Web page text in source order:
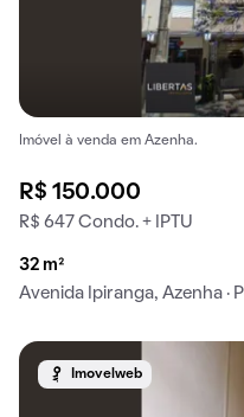
Imóvel à venda em Azenha.
R$ 150.000
R$ 647 Condo. + IPTU
32 m²
Avenida Ipiranga, Azenha ·
Imovelweb